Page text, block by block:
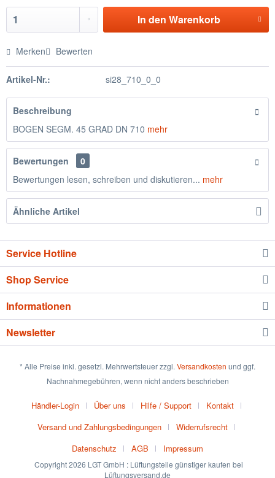
In den Warenkorb
Merken Bewerten
Artikel-Nr.: si28_710_0_0
Beschreibung
BOGEN SEGM. 45 GRAD DN 710 mehr
Bewertungen
0
Bewertungen lesen, schreiben und diskutieren... mehr
Ähnliche Artikel
Service Hotline
Shop Service
Informationen
Newsletter
* Alle Preise inkl. gesetzl. Mehrwertsteuer zzgl. Versandkosten und ggf.
Nachnahmegebühren, wenn nicht anders beschrieben
Händler-Login Über uns Hilfe / Support
Kontakt
Versand und Zahlungsbedingungen
Widerrufsrecht
Datenschutz
AGB Impressum
Copyright 2026 LGT GmbH : Lüftungsteile günstiger kaufen bei
Lüftungsversand.de